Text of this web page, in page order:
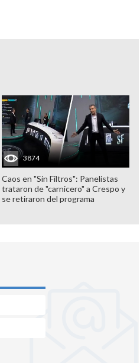
3874
Caos en "Sin Filtros": Panelistas
trataron de "carnicero" a Crespo y
se retiraron del programa